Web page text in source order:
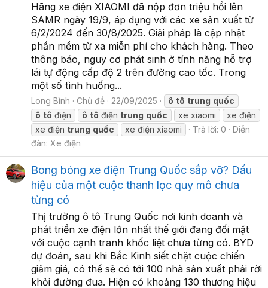
Hãng xe điện XIAOMI đã nộp đơn triệu hồi lên
SAMR ngày 19/9, áp dụng với các xe sản xuất từ
6/2/2024 đến 30/8/2025. Giải pháp là cập nhật
phần mềm từ xa miễn phí cho khách hàng. Theo
thông báo, nguy cơ phát sinh ở tính năng hỗ trợ
lái tự động cấp độ 2 trên đường cao tốc. Trong
một số tình huống...
Long Bình Chủ đề 22/09/2025 ô tô trung quốc
ô tô điện ô tô điện trung quốc xe xiaomi
xe điện
xe điện trung quốc xe điện xiaomi Trả lời: 0
Diễn
đàn: Xe điện
Bong bóng xe điện Trung Quốc sắp vỡ? Dấu
hiệu của một cuộc thanh lọc quy mô chưa
từng có
Thị trường ô tô Trung Quốc nơi kinh doanh và
phát triển xe điện lớn nhất thế giới đang đối mặt
với cuộc cạnh tranh khốc liệt chưa từng có. BYD
dự đoán, sau khi Bắc Kinh siết chặt cuộc chiến
giảm giá, có thể sẽ có tới 100 nhà sản xuất phải rời
khỏi đường đua. Hiện có khoảng 130 thương hiệu